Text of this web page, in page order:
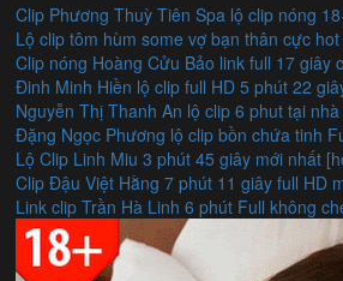
Clip Phương Thuỳ Tiên Spa lộ clip nóng
Lộ clip tôm hùm some vợ bạn thân cực
Clip nóng Hoàng Cửu Bảo link full 17 giây
Đinh Minh Hiền lộ clip full HD 5 phút 22
Nguyễn Thị Thanh An lộ clip 6 phut tại
Đặng Ngọc Phương lộ clip bồn chứa tinh
Lộ Clip Linh Miu 3 phút 45 giây mới nhất
Clip Đậu Việt Hằng 7 phút 11 giây full HD
Link clip Trần Hà Linh 6 phút Full không